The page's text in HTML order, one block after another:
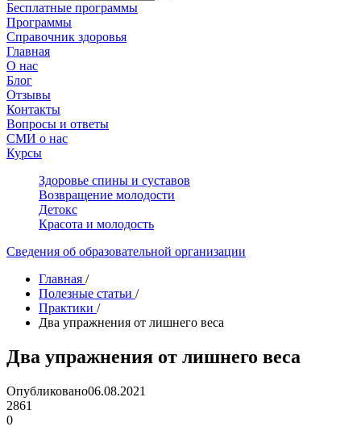
Бесплатные программы
Программы
Справочник здоровья
Главная
О нас
Блог
Отзывы
Контакты
Вопросы и ответы
СМИ о нас
Курсы
Здоровье спины и суставов
Возвращение молодости
Детокс
Красота и молодость
Сведения об образовательной организации
Главная /
Полезные статьи /
Практики /
Два упражнения от лишнего веса
Два упражнения от лишнего веса
Опубликовано06.08.2021
2861
0